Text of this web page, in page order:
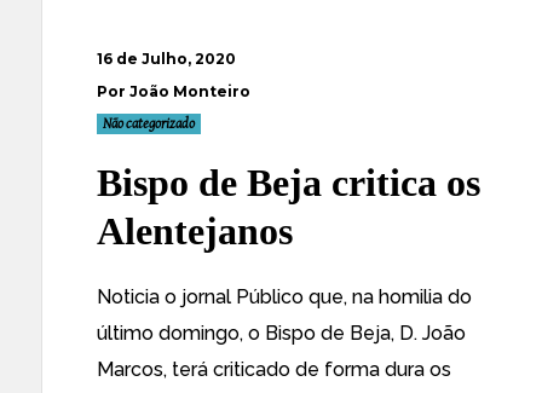
16 de Julho, 2020
Por João Monteiro
Não categorizado
Bispo de Beja critica os
Alentejanos
Noticia o jornal Público que, na homilia do
último domingo, o Bispo de Beja, D. João
Marcos, terá criticado de forma dura os